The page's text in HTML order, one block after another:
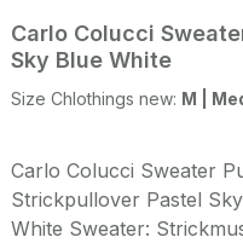
Carlo Colucci
Sky Blue White
Size Chlothings new: M |
Carlo Colucci Sweater
Strickpullover Pastel
White Sweater: